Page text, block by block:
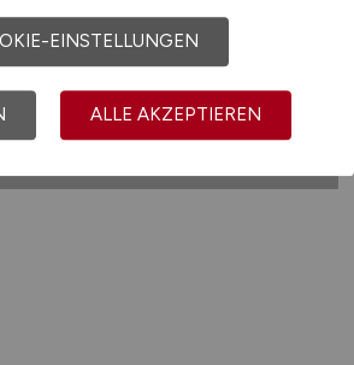
EINSTELLUNGEN
ALLE AKZEPTIEREN